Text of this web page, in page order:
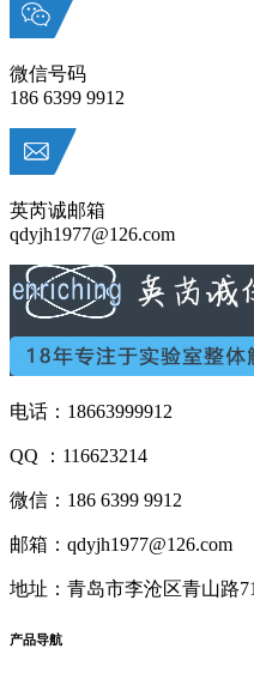
微信号码
186 6399 9912
英芮诚邮箱
qdyjh1977@126.com
电话：18663999912
QQ ：116623214
微信：186 6399 9912
邮箱：qdyjh1977@126.com
地址：青岛市李沧区青山路
产品导航